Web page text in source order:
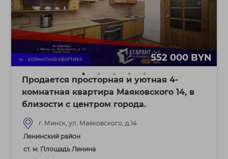
4+ - КОМНАТНАЯ КВАРТИРА 552 000 BYN
Продается просторная и уютная 4-
комнатная квартира Маяковского 14, в
близости с центром города.
г. Минск, ул. Маяковского, д.14
Ленинский район
ст. м. Площадь Ленина